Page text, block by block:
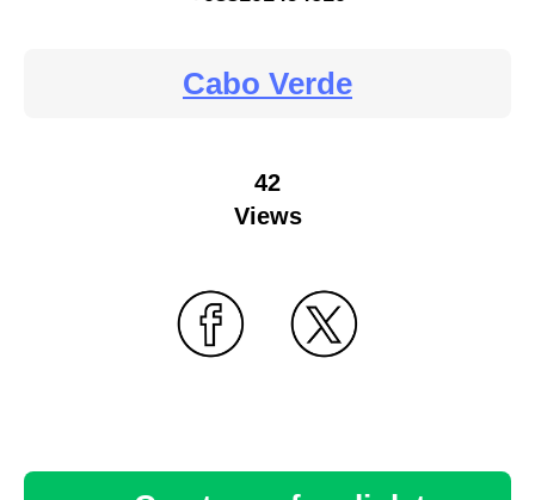
Cabo Verde
42
Views